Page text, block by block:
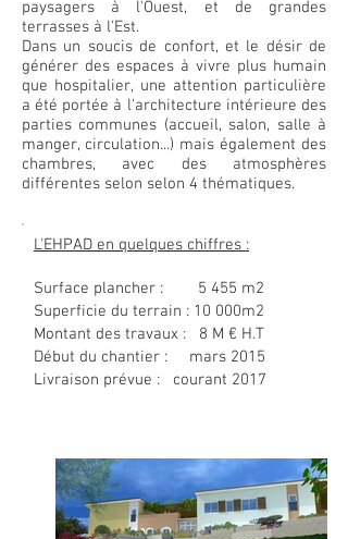
paysagers à l'Ouest, et de grandes
terrasses à l'Est.
Dans un soucis de confort, et le désir de
générer des espaces à vivre plus humain
que hospitalier, une attention particulière
a été portée à l'architecture intérieure des
parties communes (accueil, salon, salle à
manger, circulation...) mais également des
chambres, avec des atmosphères
différentes selon selon 4 thématiques.
L'EHPAD en quelques chiffres :
Surface plancher : 5 455 m2
Superficie du terrain : 10 000m2
Montant des travaux : 8 M € H.T
Début du chantier : mars 2015
Livraison prévue : courant 2017